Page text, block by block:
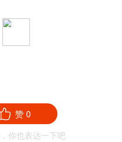
赞0
你也表达一下吧